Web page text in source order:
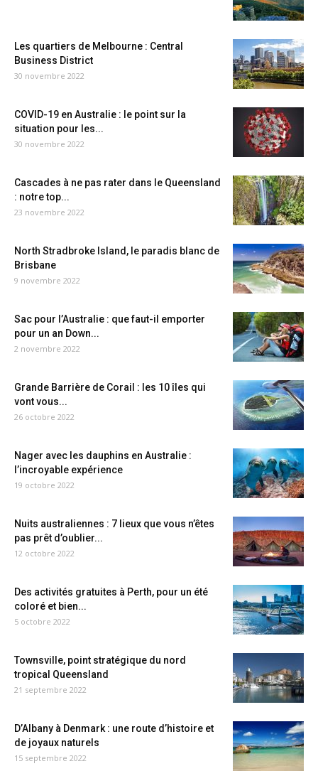
Les quartiers de Melbourne : Central
Business District
30 novembre 2022
COVID-19 en Australie : le point sur la
situation pour les...
30 novembre 2022
Cascades à ne pas rater dans le Queensland
: notre top...
23 novembre 2022
North Stradbroke Island, le paradis blanc de
Brisbane
9 novembre 2022
Sac pour l’Australie : que faut-il emporter
pour un an Down...
2 novembre 2022
Grande Barrière de Corail : les 10 îles qui
vont vous...
26 octobre 2022
Nager avec les dauphins en Australie :
l’incroyable expérience
19 octobre 2022
Nuits australiennes : 7 lieux que vous n’êtes
pas prêt d’oublier...
12 octobre 2022
Des activités gratuites à Perth, pour un été
coloré et bien...
5 octobre 2022
Townsville, point stratégique du nord
tropical Queensland
21 septembre 2022
D’Albany à Denmark : une route d’histoire et
de joyaux naturels
15 septembre 2022